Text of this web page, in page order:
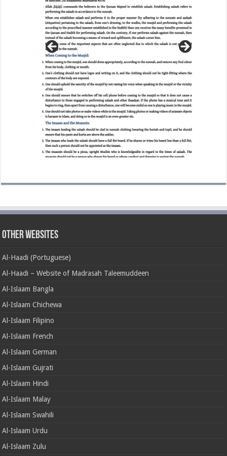
Other Websites
Al-Haadi (Portuguese)
Al-Haadi – Website of Madrasah Taleemuddeen
Al-Islaam Bangla
Al-Islaam Chichewa
Al-Islaam Filipino
Al-Islaam French
Al-Islaam German
Al-Islaam Gujrati
Al-Islaam Hindi
Al-Islaam Malay
Al-Islaam Swahili
Al-Islaam Urdu
Al-Islaam Zulu